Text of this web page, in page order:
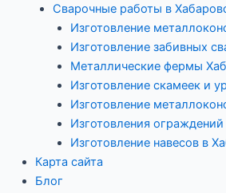
Сварочные работы в
Изготовление
Изготовление забивных
Металлические фермы
Изготовление скамеек и
Изготовление
Изготовления
Изготовление навесов в
Карта сайта
Блог